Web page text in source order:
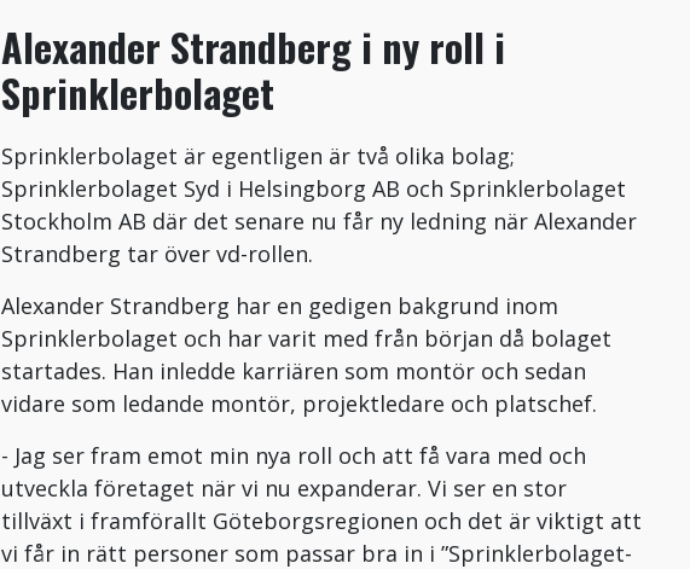
Alexander Strandberg i ny roll i
Sprinklerbolaget
Sprinklerbolaget är egentligen är två olika bolag;
Sprinklerbolaget Syd i Helsingborg AB och Sprinklerbolaget
Stockholm AB där det senare nu får ny ledning när Alexander
Strandberg tar över vd-rollen.
Alexander Strandberg har en gedigen bakgrund inom
Sprinklerbolaget och har varit med från början då bolaget
startades. Han inledde karriären som montör och sedan
vidare som ledande montör, projektledare och platschef.
- Jag ser fram emot min nya roll och att få vara med och
utveckla företaget när vi nu expanderar. Vi ser en stor
tillväxt i framförallt Göteborgsregionen och det är viktigt att
vi får in rätt personer som passar bra in i ”Sprinklerbolaget-